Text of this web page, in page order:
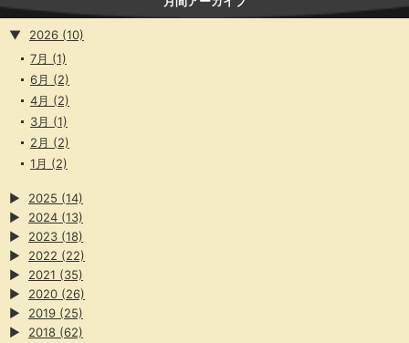
▼ 2026 (10)
7月 (1)
6月 (2)
4月 (2)
3月 (1)
2月 (2)
1月 (2)
▶ 2025 (14)
▶
2024 (13)
▶
2023 (18)
▶
2022 (22)
▶
2021 (35)
▶
2020 (26)
▶
2019 (25)
▶
2018 (62)